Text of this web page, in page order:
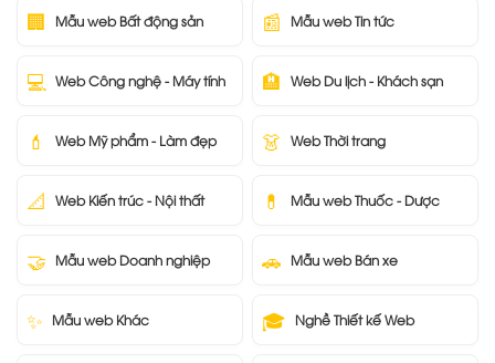
🏢 Mẫu web Bất động sản 📰 Mẫu web Tin tức
💻 Web Công nghệ - Máy tính 🏨 Web Du lịch - Khách sạn
💄 Web Mỹ phẩm - Làm đẹp 👗 Web Thời trang
📐 Web Kiến trúc - Nội thất 💊 Mẫu web Thuốc - Dược
🤝 Mẫu web Doanh nghiệp 🚗 Mẫu web Bán xe
✨ Mẫu web Khác 🎓 Nghề Thiết kế Web